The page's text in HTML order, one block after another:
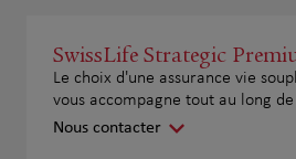
SwissLife Strategic
Le choix d'une assurance vie
vous accompagne tout au long
Nous contacter